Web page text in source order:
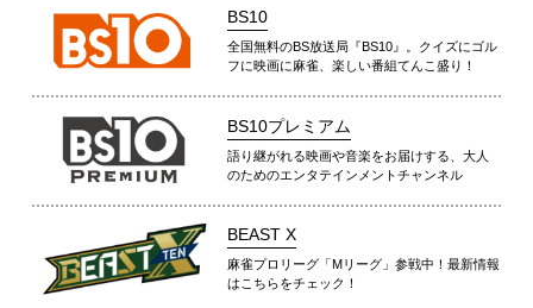
BS10
全国無料のBS放送局『BS10』。クイズにゴル
フに映画に麻雀、楽しい番組てんこ盛り！
BS10プレミアム
語り継がれる映画や音楽をお届けする、大人
のためのエンタテインメントチャンネル
BEAST X
麻雀プロリーグ「Mリーグ」参戦中！最新情報
はこちらをチェック！